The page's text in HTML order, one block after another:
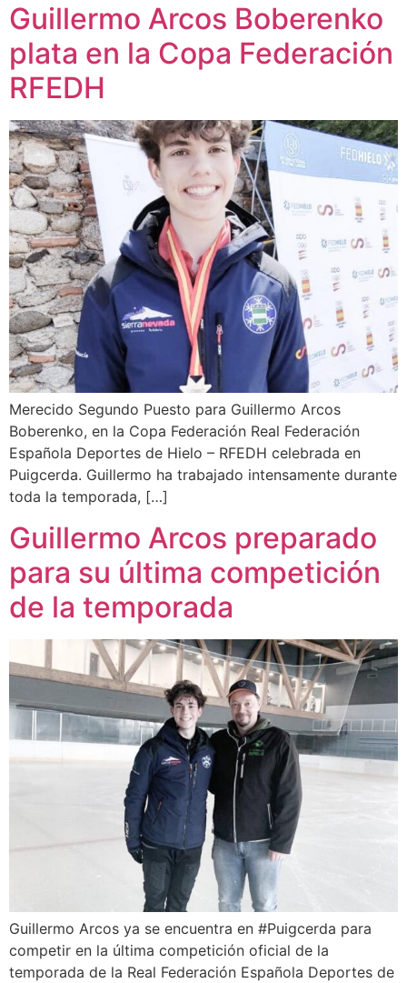
Guillermo Arcos Boberenko
plata en la Copa Federación
RFEDH
Merecido Segundo Puesto para Guillermo Arcos
Boberenko, en la Copa Federación Real Federación
Española Deportes de Hielo – RFEDH celebrada en
Puigcerda. Guillermo ha trabajado intensamente durante
toda la temporada, […]
Guillermo Arcos preparado
para su última competición
de la temporada
Guillermo Arcos ya se encuentra en #Puigcerda para
competir en la última competición oficial de la
temporada de la Real Federación Española Deportes de